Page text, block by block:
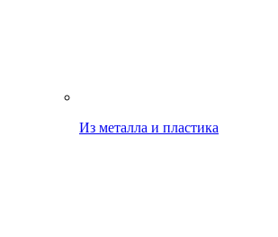
Из металла и пластика